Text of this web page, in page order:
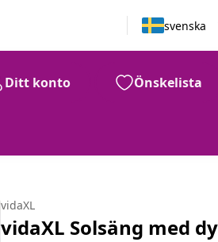
svenska
Ditt konto Önskelista
kr
vidaXL
vidaXL Solsäng med